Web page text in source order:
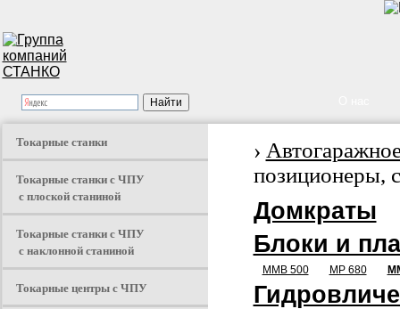
Токарные станки
Токарные станки с ЧПУ
с плоской станиной
Токарные станки с ЧПУ
с наклонной станиной
Токарные центры с ЧПУ
›
позиционеры,
Домкраты
Блоки и
MMB 500 MP 680